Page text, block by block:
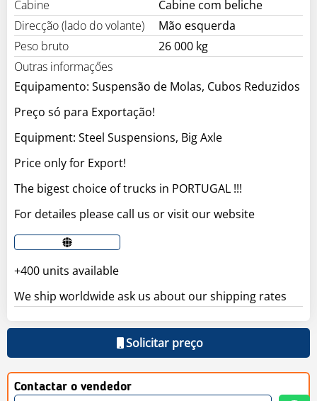
Cabine
Cabine com beliche
Direcção (lado do volante)
Mão esquerda
Peso bruto
26 000 kg
Outras informaçőes
Equipamento: Suspensão de Molas, Cubos Reduzidos
Preço só para Exportação!
Equipment: Steel Suspensions, Big Axle
Price only for Export!
The bigest choice of trucks in PORTUGAL !!!
For detailes please call us or visit our website
+400 units available
We ship worldwide ask us about our shipping rates
Solicitar preço
Contactar o vendedor